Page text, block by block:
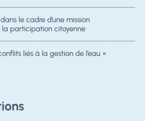
le cadre d’une mission
participation citoyenne
liés à la gestion de l’eau »